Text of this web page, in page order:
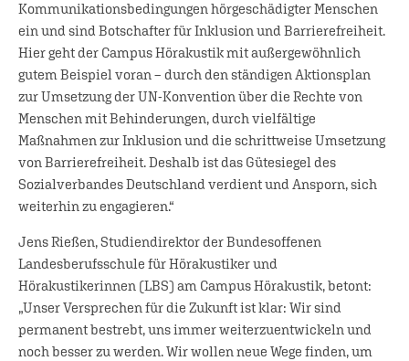
Kommunikationsbedingungen hörgeschädigter Menschen
ein und sind Botschafter für Inklusion und Barrierefreiheit.
Hier geht der Campus Hörakustik mit außergewöhnlich
gutem Beispiel voran – durch den ständigen Aktionsplan
zur Umsetzung der UN-Konvention über die Rechte von
Menschen mit Behinderungen, durch vielfältige
Maßnahmen zur Inklusion und die schrittweise Umsetzung
von Barrierefreiheit. Deshalb ist das Gütesiegel des
Sozialverbandes Deutschland verdient und Ansporn, sich
weiterhin zu engagieren.“
Jens Rießen, Studiendirektor der Bundesoffenen
Landesberufsschule für Hörakustiker und
Hörakustikerinnen (LBS) am Campus Hörakustik, betont:
„Unser Versprechen für die Zukunft ist klar: Wir sind
permanent bestrebt, uns immer weiterzuentwickeln und
noch besser zu werden. Wir wollen neue Wege finden, um